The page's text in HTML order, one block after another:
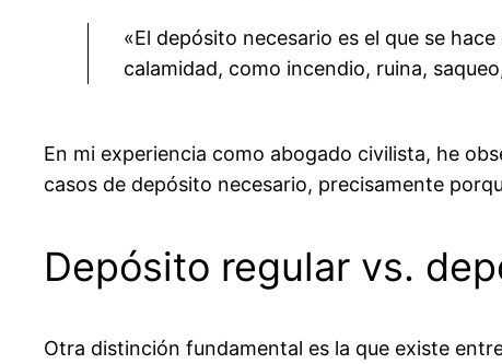
«El depósito necesario es el que se
calamidad, como incendio, ruina,
En mi experiencia como abogado civilista, he
casos de depósito necesario, precisamente
Depósito regular vs.
Otra distinción fundamental es la que existe